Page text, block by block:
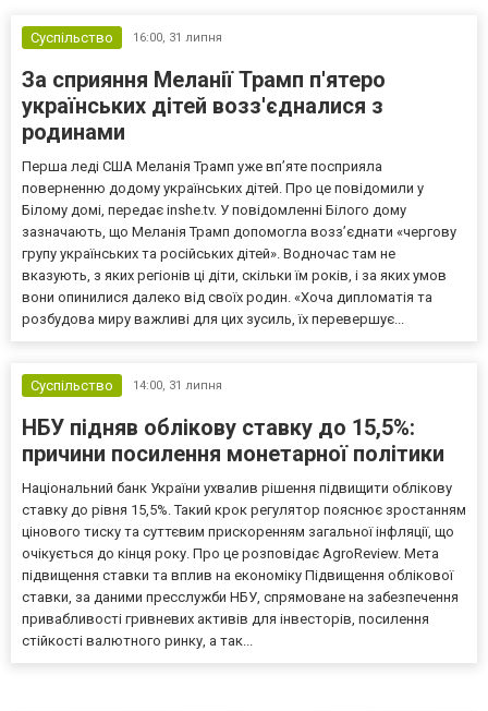
Суспільство 16:00, 31 липня
За сприяння Меланії Трамп п'ятеро
українських дітей возз'єдналися з
родинами
Перша леді США Меланія Трамп уже впʼяте посприяла
поверненню додому українських дітей. Про це повідомили у
Білому домі, передає inshe.tv. У повідомленні Білого дому
зазначають, що Меланія Трамп допомогла возз’єднати «чергову
групу українських та російських дітей». Водночас там не
вказують, з яких регіонів ці діти, скільки їм років, і за яких умов
вони опинилися далеко від своїх родин. «Хоча дипломатія та
розбудова миру важливі для цих зусиль, їх перевершує...
Суспільство 14:00, 31 липня
НБУ підняв облікову ставку до 15,5%:
причини посилення монетарної політики
Національний банк України ухвалив рішення підвищити облікову
ставку до рівня 15,5%. Такий крок регулятор пояснює зростанням
цінового тиску та суттєвим прискоренням загальної інфляції, що
очікується до кінця року. Про це розповідає AgroReview. Мета
підвищення ставки та вплив на економіку Підвищення облікової
ставки, за даними пресслужби НБУ, спрямоване на забезпечення
привабливості гривневих активів для інвесторів, посилення
стійкості валютного ринку, а так...